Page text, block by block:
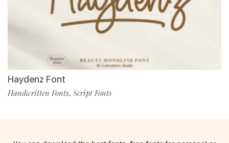
Haydenz Font
Handwritten Fonts, Script Fonts